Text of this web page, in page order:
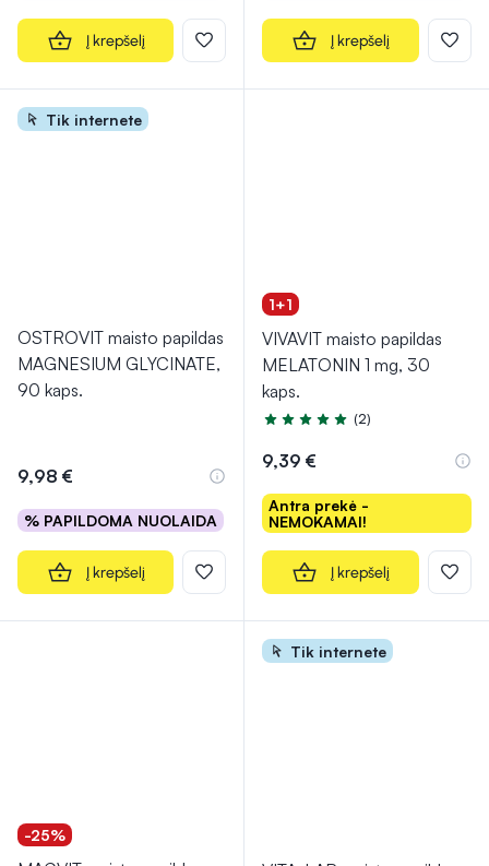
Į krepšelį Į krepšelį
Tik internete
OSTROVIT maisto papildas
MAGNESIUM GLYCINATE,
90 kaps.
9,98 €
% PAPILDOMA NUOLAIDA
Į krepšelį
1+1
VIVAVIT maisto papildas
MELATONIN 1 mg, 30
kaps.
Įvertinimas 5.0 iš 5
(2)
9,39 €
Antra prekė -
NEMOKAMAI!
Į krepšelį
-25%
Tik internete